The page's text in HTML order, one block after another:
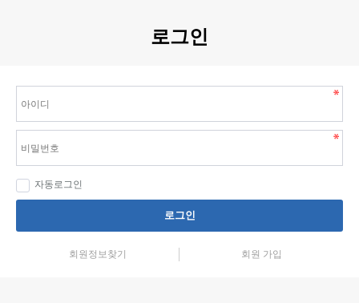
로그인
자동로그인
로그인
회원정보찾기 회원 가입